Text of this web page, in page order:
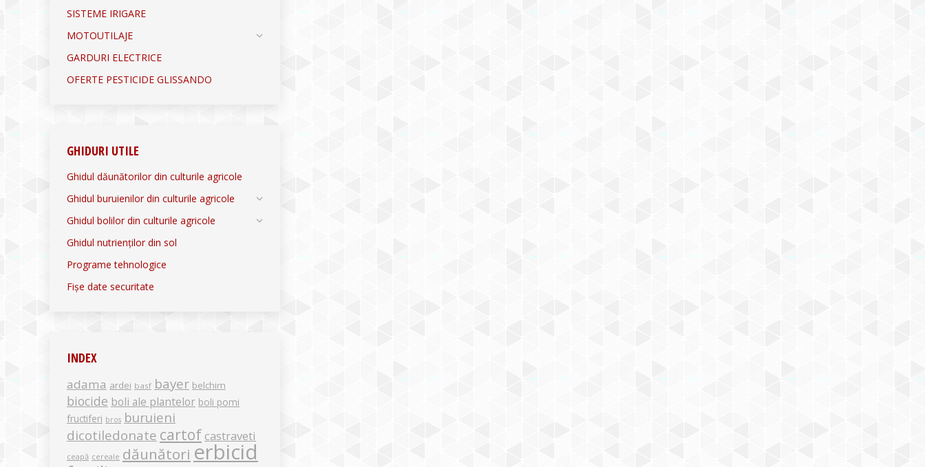
SISTEME IRIGARE
MOTOUTILAJE
GARDURI ELECTRICE
OFERTE PESTICIDE GLISSANDO
GHIDURI UTILE
Ghidul dăunătorilor din culturile agricole
Ghidul buruienilor din culturile agricole
Ghidul bolilor din culturile agricole
Ghidul nutrienților din sol
Programe tehnologice
Fișe date securitate
INDEX
adama ardei basf bayer belchim
biocide boli ale plantelor boli pomi
fructiferi bros buruieni
dicotiledonate cartof castraveti
ceapă cereale dăunători erbicid